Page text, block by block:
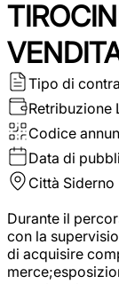
Tipo di
Retribuzione
Codice
Data di
Città Siderno
Durante il
con la
di acquisire